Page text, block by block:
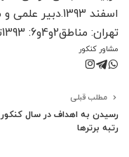
اسفند
تهران: مناطق2و4و6: 1393تا1395
مشاور کنکور
مطلب قبلی
رسیدن به اهداف در سال کنکور
رتبه برترها